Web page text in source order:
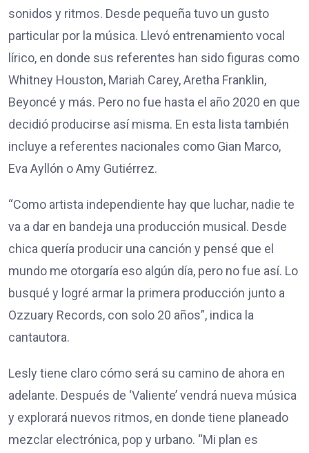
sonidos y ritmos. Desde pequeña tuvo un gusto
particular por la música. Llevó entrenamiento vocal
lírico, en donde sus referentes han sido figuras como
Whitney Houston, Mariah Carey, Aretha Franklin,
Beyoncé y más. Pero no fue hasta el año 2020 en que
decidió producirse así misma. En esta lista también
incluye a referentes nacionales como Gian Marco,
Eva Ayllón o Amy Gutiérrez.
“Como artista independiente hay que luchar, nadie te
va a dar en bandeja una producción musical. Desde
chica quería producir una canción y pensé que el
mundo me otorgaría eso algún día, pero no fue así. Lo
busqué y logré armar la primera producción junto a
Ozzuary Records, con solo 20 años”, indica la
cantautora.
Lesly tiene claro cómo será su camino de ahora en
adelante. Después de ‘Valiente’ vendrá nueva música
y explorará nuevos ritmos, en donde tiene planeado
mezclar electrónica, pop y urbano. “Mi plan es